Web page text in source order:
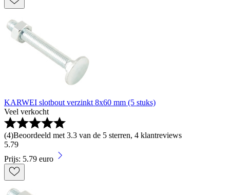
KARWEI slotbout verzinkt 8x60 mm (5 stuks)
Veel verkocht
(4)Beoordeeld met 3.3 van de 5 sterren, 4 klantreviews
5.79
Prijs: 5.79 euro